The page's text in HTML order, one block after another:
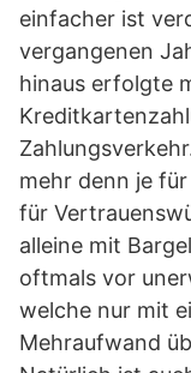
einfacher ist
vergangenen
hinaus erfolgte
mehr denn je
für
alleine mit
oftmals vor
welche nur mit
Mehraufwand